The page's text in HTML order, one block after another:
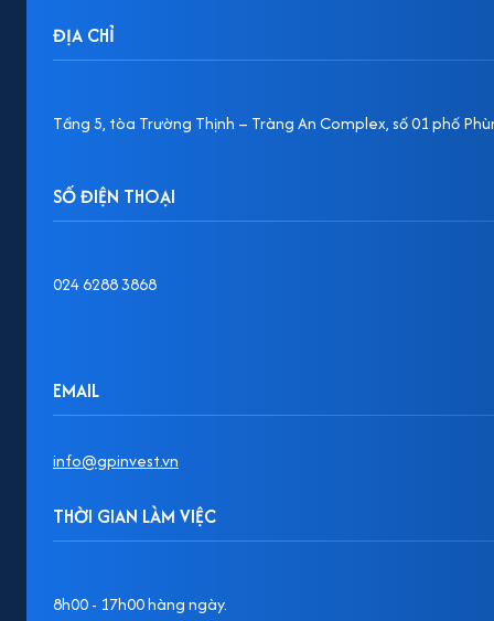
ĐỊA CHỈ
Tầng 5, tòa Trường Thịnh – Tràng An Complex, số 01 phố
SỐ ĐIỆN THOẠI
024 6288 3868
EMAIL
info@gpinvest.vn
THỜI GIAN LÀM VIỆC
8h00 - 17h00 hàng ngày.